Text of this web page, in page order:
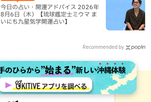
今日の占い・開運アドバイス 2026年
8月6日（木）【琉球鑑定士ミウマ ま
いにち九星気学開運占い】
Recommended by